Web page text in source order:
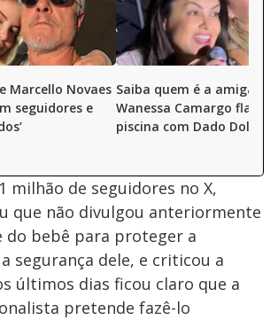
Marcello Novaes
seguidores e
Saiba quem é a amiga de
Wanessa Camargo
piscina com Dado
milhão de seguidores no X,
que não divulgou anteriormente
do bebê para proteger a
segurança dele, e criticou a
últimos dias ficou claro que a
pretende fazê-lo